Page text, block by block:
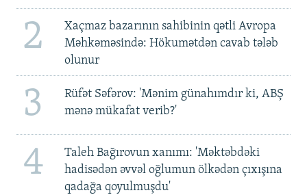
2
Xaçmaz bazarının sahibinin qətli Avropa
Məhkəməsində: Hökumətdən cavab tələb
olunur
3
Rüfət Səfərov: 'Mənim günahımdır ki, ABŞ
mənə mükafat verib?'
4
Taleh Bağırovun xanımı: 'Məktəbdəki
hadisədən əvvəl oğlumun ölkədən çıxışına
qadağa qoyulmuşdu'